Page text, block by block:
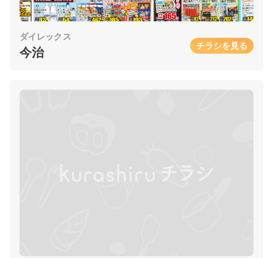
ダイレックス
今治 チラシを見る